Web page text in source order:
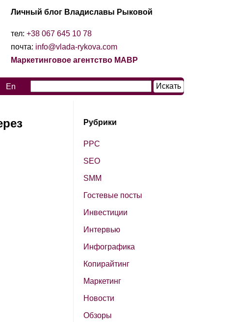
Личный блог Владиславы Рыковой
тел: +38 067 645 10 78
почта: info@vlada-rykova.com
Маркетинговое агентство МАВР
En
Рубрики
PPC
SЕО
SМM
Гостевые посты
Инвестиции
Интервью
Инфографика
Копирайтинг
Маркетинг
Новости
Обзоры